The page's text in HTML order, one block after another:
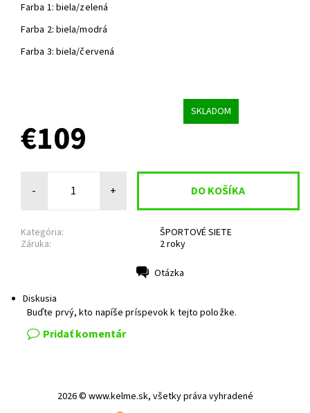
Farba 1: biela/zelená
Farba 2: biela/modrá
Farba 3: biela/červená
SKLADOM
€109
- +
Kategória:
ŠPORTOVÉ SIETE
Záruka:
2 roky
Otázka
Diskusia
Buďte prvý, kto napíše príspevok k tejto položke.
Pridať komentár
2026 © www.kelme.sk, všetky práva vyhradené